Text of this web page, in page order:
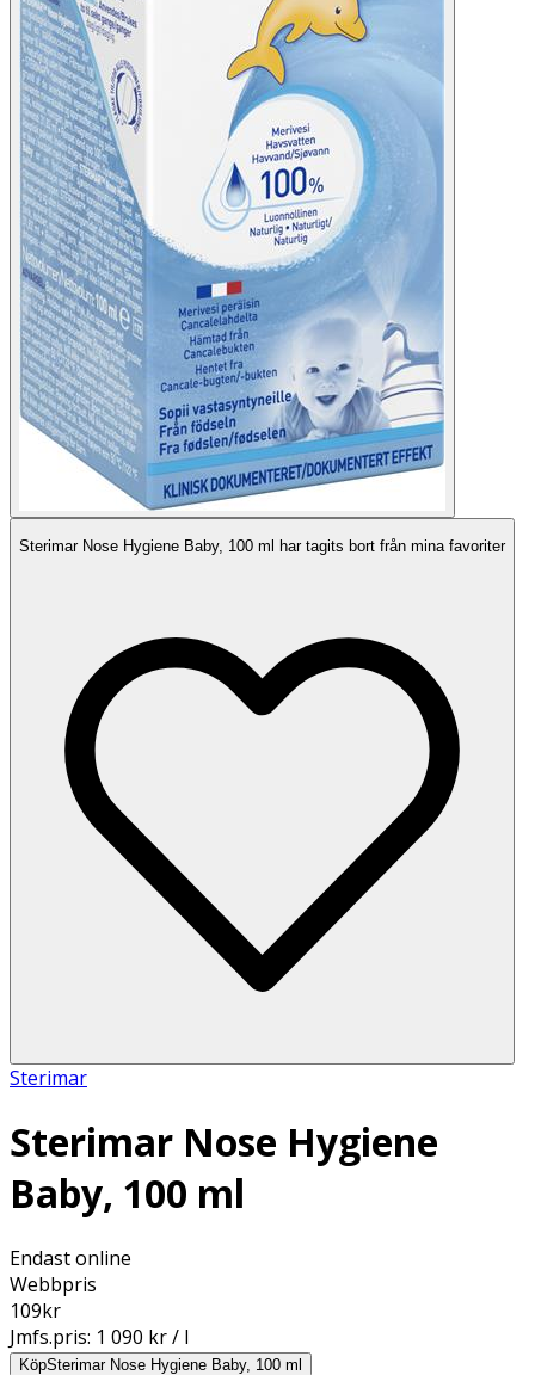
Sterimar Nose Hygiene Baby, 100 ml har tagits bort från mina favoriter
Sterimar
Sterimar Nose Hygiene
Baby, 100 ml
Endast online
Webbpris
109kr
Jmfs.pris: 1 090 kr / l
KöpSterimar Nose Hygiene Baby, 100 ml